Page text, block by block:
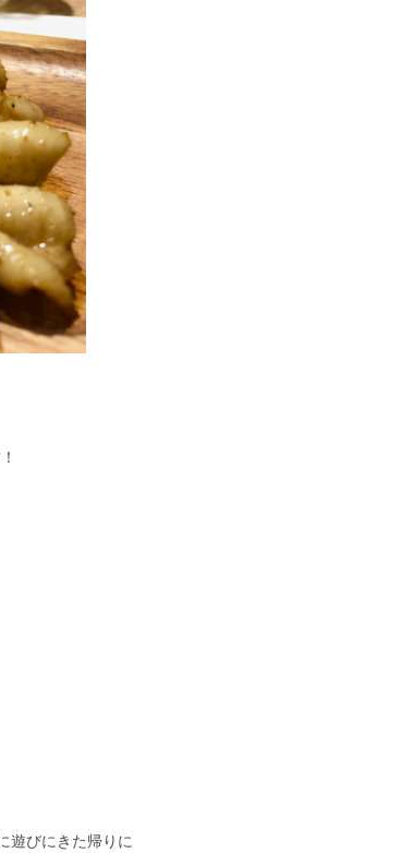
遊びにきた帰りに